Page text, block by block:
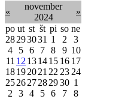
«
november
2024
»
po ut st št pi so ne
28293031 1 2
3
4
5 6 7 8 9 10
11 12 131415 16 17
18192021 22 23 24
252627282930 1
2
3 4 5 6 7
8